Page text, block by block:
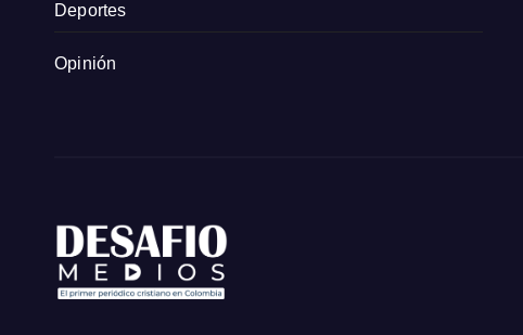
Deportes
Opinión